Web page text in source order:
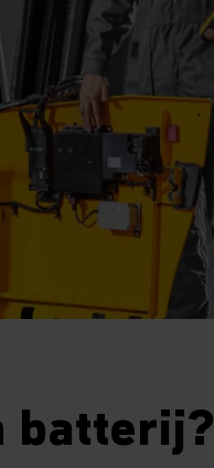
batterij?